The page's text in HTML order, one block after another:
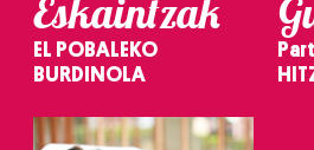
Eskaintzak
EL POBALEKO
BURDINOLA